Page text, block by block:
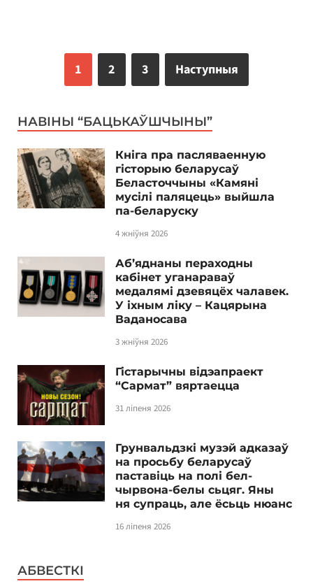
1 2 3 Наступныя
НАВІНЫ “БАЦЬКАЎШЧЫНЫ”
Кніга пра пасляваенную
гісторыю беларусаў
Беласточчыны «Камяні
мусілі паляцець» выйшла
па-беларуску
4 жніўня 2026
Аб’яднаны пераходны
кабінет уганараваў
медалямі дзевяцёх чалавек.
У іхным ліку – Кацярына
Ваданосава
3 жніўня 2026
Гістарычны відэапраект
“Сармат” вяртаецца
31 ліпеня 2026
Грунвальдзкі музэй адказаў
на просьбу беларусаў
паставіць на полі бел-
чырвона-белы сьцяг. Яны
ня супраць, але ёсьць нюанс
16 ліпеня 2026
АБВЕСТКІ